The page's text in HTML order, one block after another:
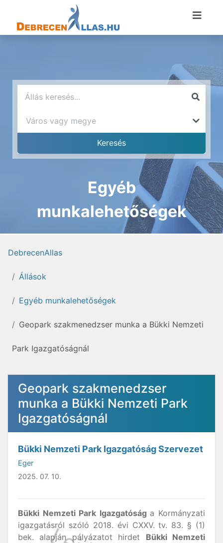
Egyéb
munkalehetőségek
DebrecenAllas
Állások
Egyéb munkalehetőségek
Geopark szakmenedzser munka a Bükki Nemzeti
Park Igazgatóságnál
Geopark szakmenedzser
munka a Bükki Nemzeti Park
Igazgatóságnál
Bükki Nemzeti Park Igazgatóság Szervezet
Eger
2025. 07. 10.
Bükki Nemzeti Park Igazgatóság a Kormányzati
igazgatásról szóló 2018. évi CXXV. tv. 83. § (1)
bek. alapján pályázatot hirdet Bükki Nemzeti